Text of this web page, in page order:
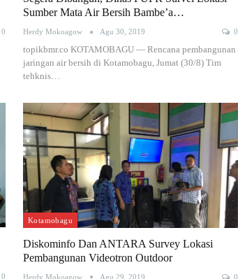
0
Sumber Mata Air Bersih Bambe’a…
Herdy Mokoagow Agu 30, 2019 0
topikbmr.co KOTAMOBAGU — Rencana pembangunan
jaringan air bersih di Kotamobagu, Jumat (30/8) Tim
tehknis…
0
Kotamobagu
Diskominfo Dan ANTARA Survey Lokasi
Pembangunan Videotron Outdoor
Herdy Mokoagow Agu 29, 2019 0